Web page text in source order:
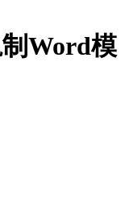
Word模